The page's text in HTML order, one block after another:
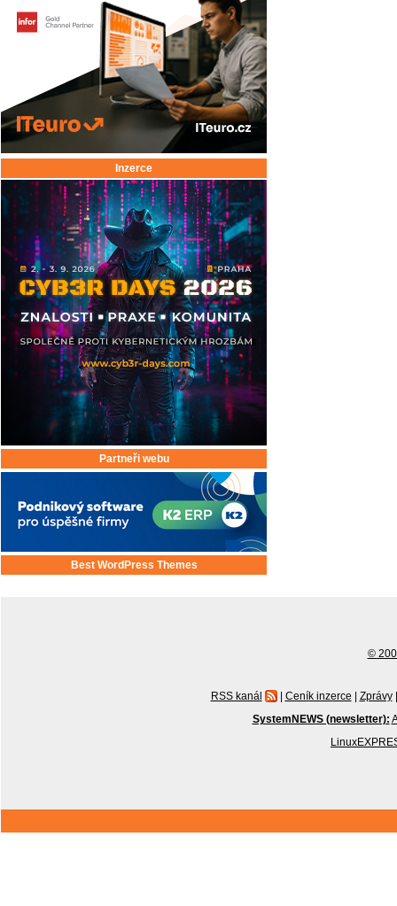
Inzerce
Partneři webu
Best WordPress Themes
©
RSS kanál | Ceník inzerce | Zprávy |
SystemNEWS (newsletter):